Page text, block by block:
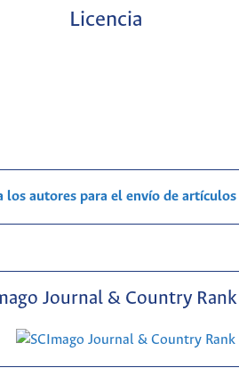
Licencia
los autores para el envío de artículos
Journal & Country Rank